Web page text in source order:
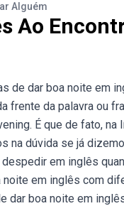
Alguém
Ao
de dar boa noite em
frente da palavra ou
É que de fato,
na dúvida se já
em inglês
em inglês com
dar boa noite em